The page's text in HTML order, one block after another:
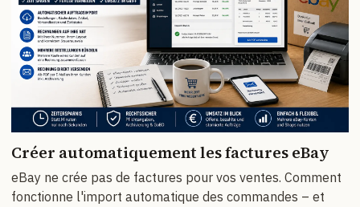
Créer automatiquement les factures eBay
eBay ne crée pas de factures pour vos ventes. Comment
fonctionne l'import automatique des commandes – et